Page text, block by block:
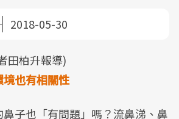
2018-05-30
田柏升報導)
也有相關性
子也「有問題」嗎？流鼻涕、鼻